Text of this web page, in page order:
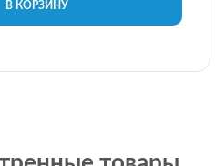
В КОРЗИНУ